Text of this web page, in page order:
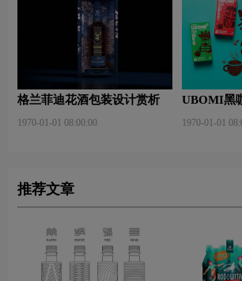
格兰菲迪花酒包装设计赏析
1970-01-01 08:00:00
UBOMI黑
1970-01-01
推荐文章